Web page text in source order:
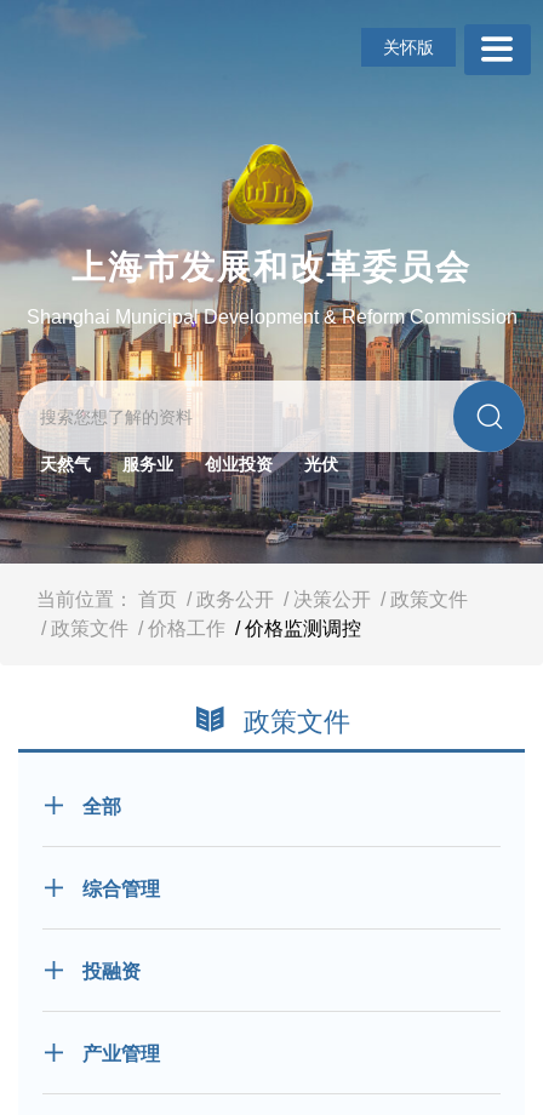
转
到
网
航
区
跳
转
到
主
要
内
容
关怀版
上海市发展和改革委员会
Shanghai Municipal Development & Reform Commission
天然气 服务业 创业投资 光伏
当前位置： 首页 / 政务公开 / 决策公开 / 政策文件
/ 政策文件 / 价格工作 / 价格监测调控
政策文件
全部
综合管理
投融资
产业管理